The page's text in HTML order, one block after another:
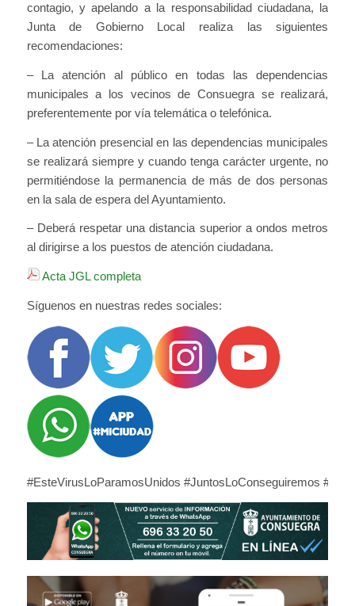
contagio, y apelando a la responsabilidad ciudadana, la
Junta de Gobierno Local realiza las siguientes
recomendaciones:
– La atención al público en todas las dependencias
municipales a los vecinos de Consuegra se realizará,
preferentemente por vía telemática o telefónica.
– La atención presencial en las dependencias municipales
se realizará siempre y cuando tenga carácter urgente, no
permitiéndose la permanencia de más de dos personas
en la sala de espera del Ayuntamiento.
– Deberá respetar una distancia superior a ondos metros
al dirigirse a los puestos de atención ciudadana.
Acta JGL completa
Síguenos en nuestras redes sociales:
#EsteVirusLoParamosUnidos #JuntosLoConseguiremos